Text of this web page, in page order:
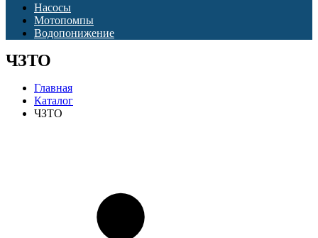
Насосы
Мотопомпы
Водопонижение
ЧЗТО
Главная
Каталог
ЧЗТО